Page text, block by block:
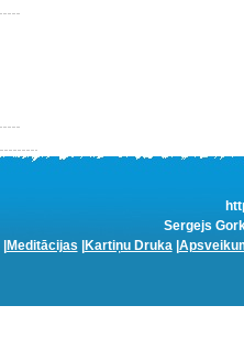
Sergejs
Meditācijas Kartiņu Druka|